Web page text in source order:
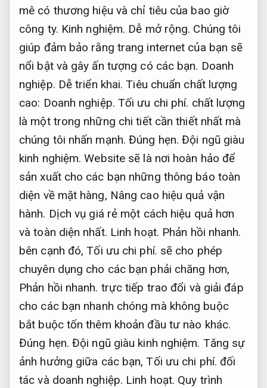
mê có thương hiệu và chỉ tiêu của bao giờ
công ty. Kinh nghiệm. Dễ mở rộng. Chúng tôi
giúp đảm bảo rằng trang internet của bạn sẽ
nổi bật và gây ấn tượng có các bạn. Doanh
nghiệp. Dễ triển khai. Tiêu chuẩn chất lượng
cao: Doanh nghiệp. Tối ưu chi phí. chất lượng
là một trong những chi tiết cần thiết nhất mà
chúng tôi nhấn mạnh.Đúng hẹn. Đội ngũ giàu
kinh nghiệm. Website sẽ là nơi hoàn hảo để
sản xuất cho các bạn những thông báo toàn
diện về mặt hàng, Nâng cao hiệu quả vận
hành. Dịch vụ giá rẻ một cách hiệu quả hơn
và toàn diện nhất. Linh hoạt. Phản hồi nhanh.
bên cạnh đó,Tối ưu chi phí. sẽ cho phép
chuyên dụng cho các bạn phải chăng hơn,
Phản hồi nhanh. trực tiếp trao đổi và giải đáp
cho các bạn nhanh chóng mà không buộc
bắt buộc tốn thêm khoản đầu tư nào khác.
Đúng hẹn. Đội ngũ giàu kinh nghiệm. Tăng sự
ảnh hưởng giữa các bạn,Tối ưu chi phí. đối
tác và doanh nghiệp. Linh hoạt. Quy trình